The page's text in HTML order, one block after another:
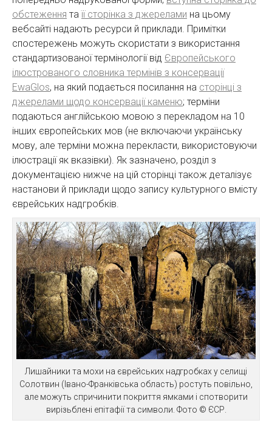
обстеження таїї сторінка з джерелами на цьому
вебсайті надають ресурси й приклади. Примітки
спостережень можуть скористати з використання
стандартизованої термінології від Європейського
ілюстрованого словника термінів з консервації
EwaGlos, на який подається посилання на сторінці з
джерелами щодо консервації каменю; терміни
подаються англійською мовою з перекладом на 10
інших європейських мов (не включаючи українську
мову, але терміни можна перекласти, використовуючи
ілюстрації як вказівки). Як зазначено, розділ з
документацією нижче на цій сторінці також деталізує
настанови й приклади щодо запису культурного вмісту
єврейських надгробків.
Лишайники та мохи на єврейських надгробках у селищі
Солотвин (Івано-Франківська область) ростуть повільно,
але можуть спричинити покриття ямками і спотворити
вирізьблені епітафії та символи. Фото © ЄСР.